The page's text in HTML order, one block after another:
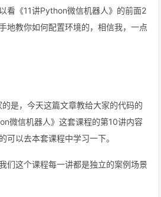
看《11讲Python微信机器人》的前面2
地教你如何配置环境的，相信我，一点
是，今天这篇文章教给大家的代码的
微信机器人》这套课程的第10讲内容
可以去本套课程中学习一下。
们这个课程每一讲都是独立的案例场景